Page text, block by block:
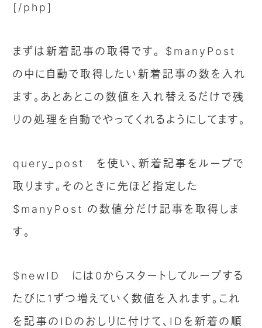
[/php]
まずは新着記事の取得です。 $manyPost
の中に自動で取得したい新着記事の数を入れ
ます。あとあとこの数値を入れ替えるだけで残
りの処理を自動でやってくれるようにしてます。
query_post を使い、新着記事をループで
取ります。そのときに先ほど指定した
$manyPost の数値分だけ記事を取得しま
す。
$newID には0からスタートしてループする
たびに1ずつ増えていく数値を入れます。これ
を記事のIDのおしりに付けて、IDを新着の順